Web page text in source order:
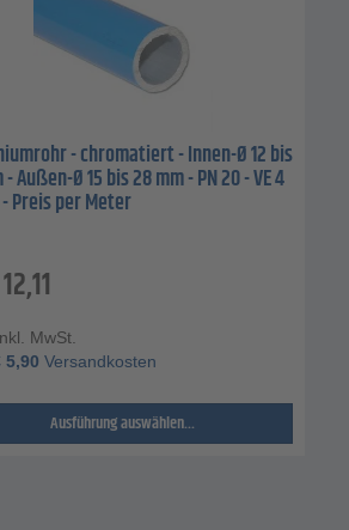
- chromatiert - Innen-Ø 12 bis
Außen-Ø 15 bis 28 mm - PN 20 - VE 4
Preis per Meter
12,11
MwSt.
5,90 Versandkosten
Ausführung auswählen...